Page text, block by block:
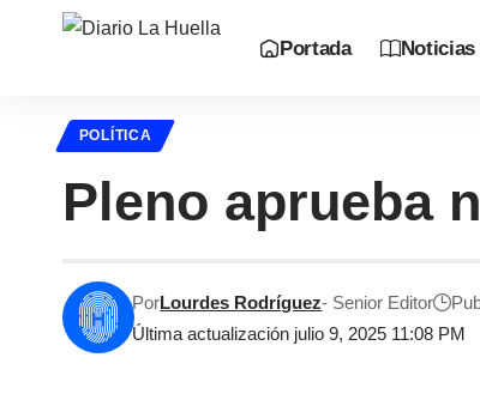
Portada Noticias
POLÍTICA
Pleno aprueba
Última actualización julio 9, 2025 11:08 PM
PorLourdes Rodríguez- Senior Editor